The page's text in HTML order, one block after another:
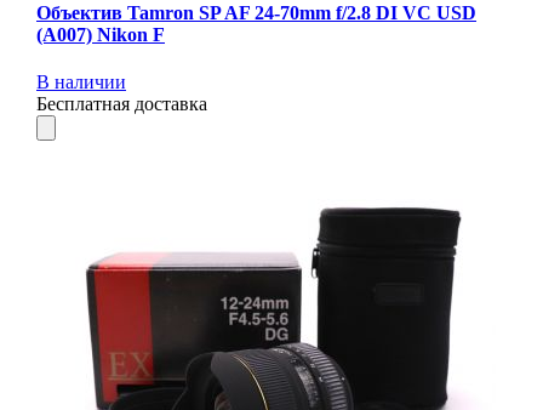
Объектив Tamron SP AF 24-70mm f/2.8 DI VC USD
(A007) Nikon F
В наличии
Бесплатная доставка